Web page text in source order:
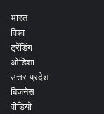
भारत
विश्व
ट्रेंडिंग
ओडिशा
उत्तर प्रदेश
बिजनेस
वीडियो